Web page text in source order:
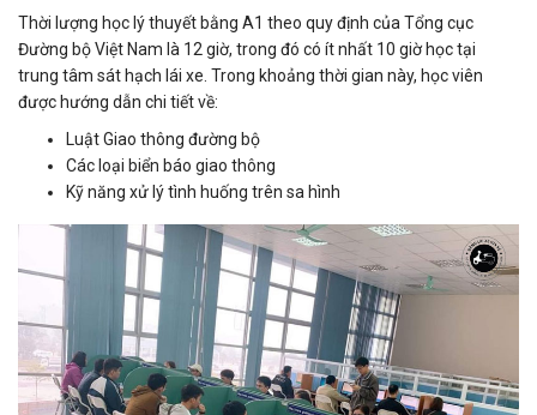
Thời lượng học lý thuyết bằng A1 theo quy định của Tổng cục
Đường bộ Việt Nam là 12 giờ, trong đó có ít nhất 10 giờ học tại
trung tâm sát hạch lái xe. Trong khoảng thời gian này, học viên
được hướng dẫn chi tiết về:
Luật Giao thông đường bộ
Các loại biển báo giao thông
Kỹ năng xử lý tình huống trên sa hình